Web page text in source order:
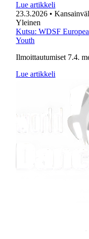
Lue artikkeli
23.3.2026 •
Yleinen
Kutsu: WDSF
Youth
Ilmoittautumiset 7.4.
Lue artikkeli